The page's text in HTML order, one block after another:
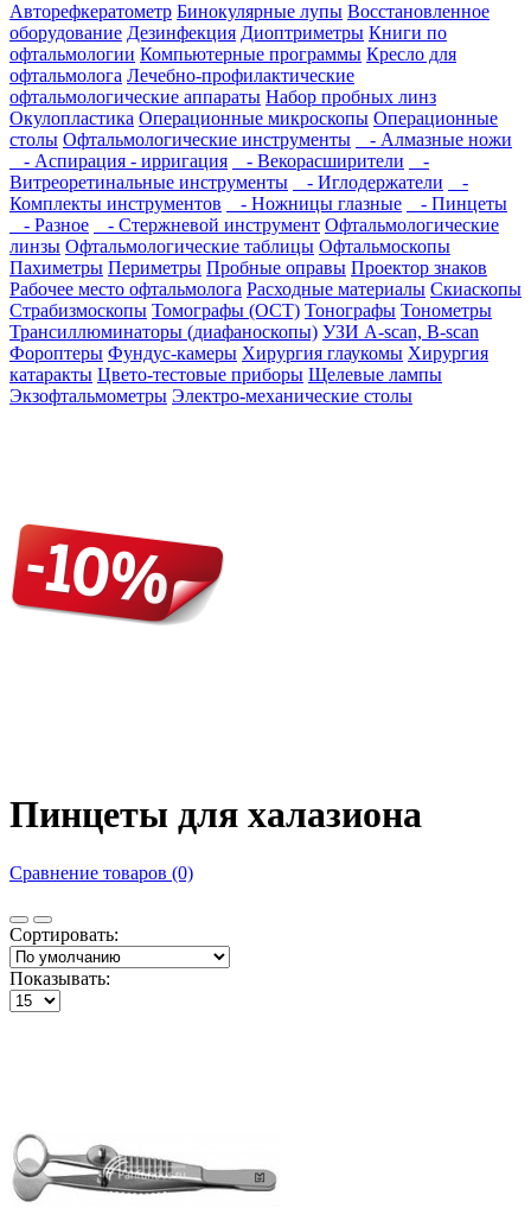
Авторефкератометр Бинокулярные лупы Восстановленное
оборудование Дезинфекция Диоптриметры Книги по
офтальмологии Компьютерные программы Кресло для
офтальмолога Лечебно-профилактические
офтальмологические аппараты Набор пробных линз
Окулопластика Операционные микроскопы Операционные
столы Офтальмологические инструменты
- Алмазные ножи
- Аспирация - ирригация
- Векорасширители
-
Витреоретинальные инструменты
- Иглодержатели
-
Комплекты инструментов
- Ножницы глазные
- Пинцеты
- Разное
- Стержневой инструмент Офтальмологические
линзы Офтальмологические таблицы Офтальмоскопы
Пахиметры Периметры Пробные оправы Проектор знаков
Рабочее место офтальмолога Расходные материалы Скиаскопы
Страбизмоскопы Томографы (OCT) Тонографы Тонометры
Трансиллюминаторы (диафаноскопы) УЗИ A-scan, B-scan
Фороптеры Фундус-камеры Хирургия глаукомы Хирургия
катаракты Цвето-тестовые приборы Щелевые лампы
Экзофтальмометры Электро-механические столы
Пинцеты для халазиона
Сравнение товаров (0)
Сортировать:
Показывать: